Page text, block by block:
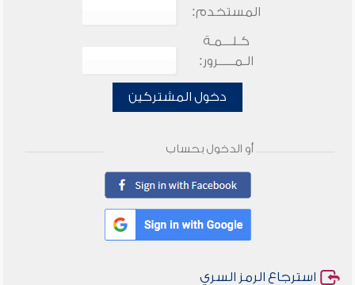
المستخدم:
كـلـــمـة
الـمـــــرور:
دخول المشتركين
أو الدخول بحساب
استرجاع الرمز السري